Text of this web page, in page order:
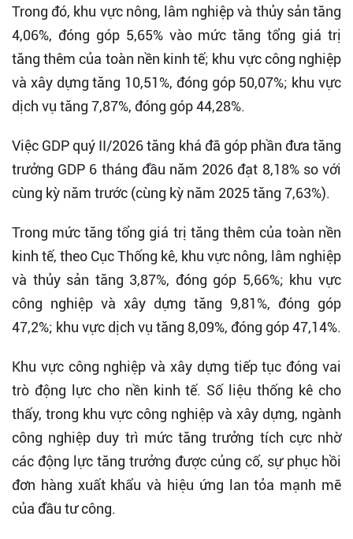
Trong đó, khu vực nông, lâm nghiệp và thủy sản tăng
4,06%, đóng góp 5,65% vào mức tăng tổng giá trị
tăng thêm của toàn nền kinh tế; khu vực công nghiệp
và xây dựng tăng 10,51%, đóng góp 50,07%; khu vực
dịch vụ tăng 7,87%, đóng góp 44,28%.
Việc GDP quý II/2026 tăng khá đã góp phần đưa tăng
trưởng GDP 6 tháng đầu năm 2026 đạt 8,18% so với
cùng kỳ năm trước (cùng kỳ năm 2025 tăng 7,63%).
Trong mức tăng tổng giá trị tăng thêm của toàn nền
kinh tế, theo Cục Thống kê, khu vực nông, lâm nghiệp
và thủy sản tăng 3,87%, đóng góp 5,66%; khu vực
công nghiệp và xây dựng tăng 9,81%, đóng góp
47,2%; khu vực dịch vụ tăng 8,09%, đóng góp 47,14%.
Khu vực công nghiệp và xây dựng tiếp tục đóng vai
trò động lực cho nền kinh tế. Số liệu thống kê cho
thấy, trong khu vực công nghiệp và xây dựng, ngành
công nghiệp duy trì mức tăng trưởng tích cực nhờ
các động lực tăng trưởng được củng cố, sự phục hồi
đơn hàng xuất khẩu và hiệu ứng lan tỏa mạnh mẽ
của đầu tư công.